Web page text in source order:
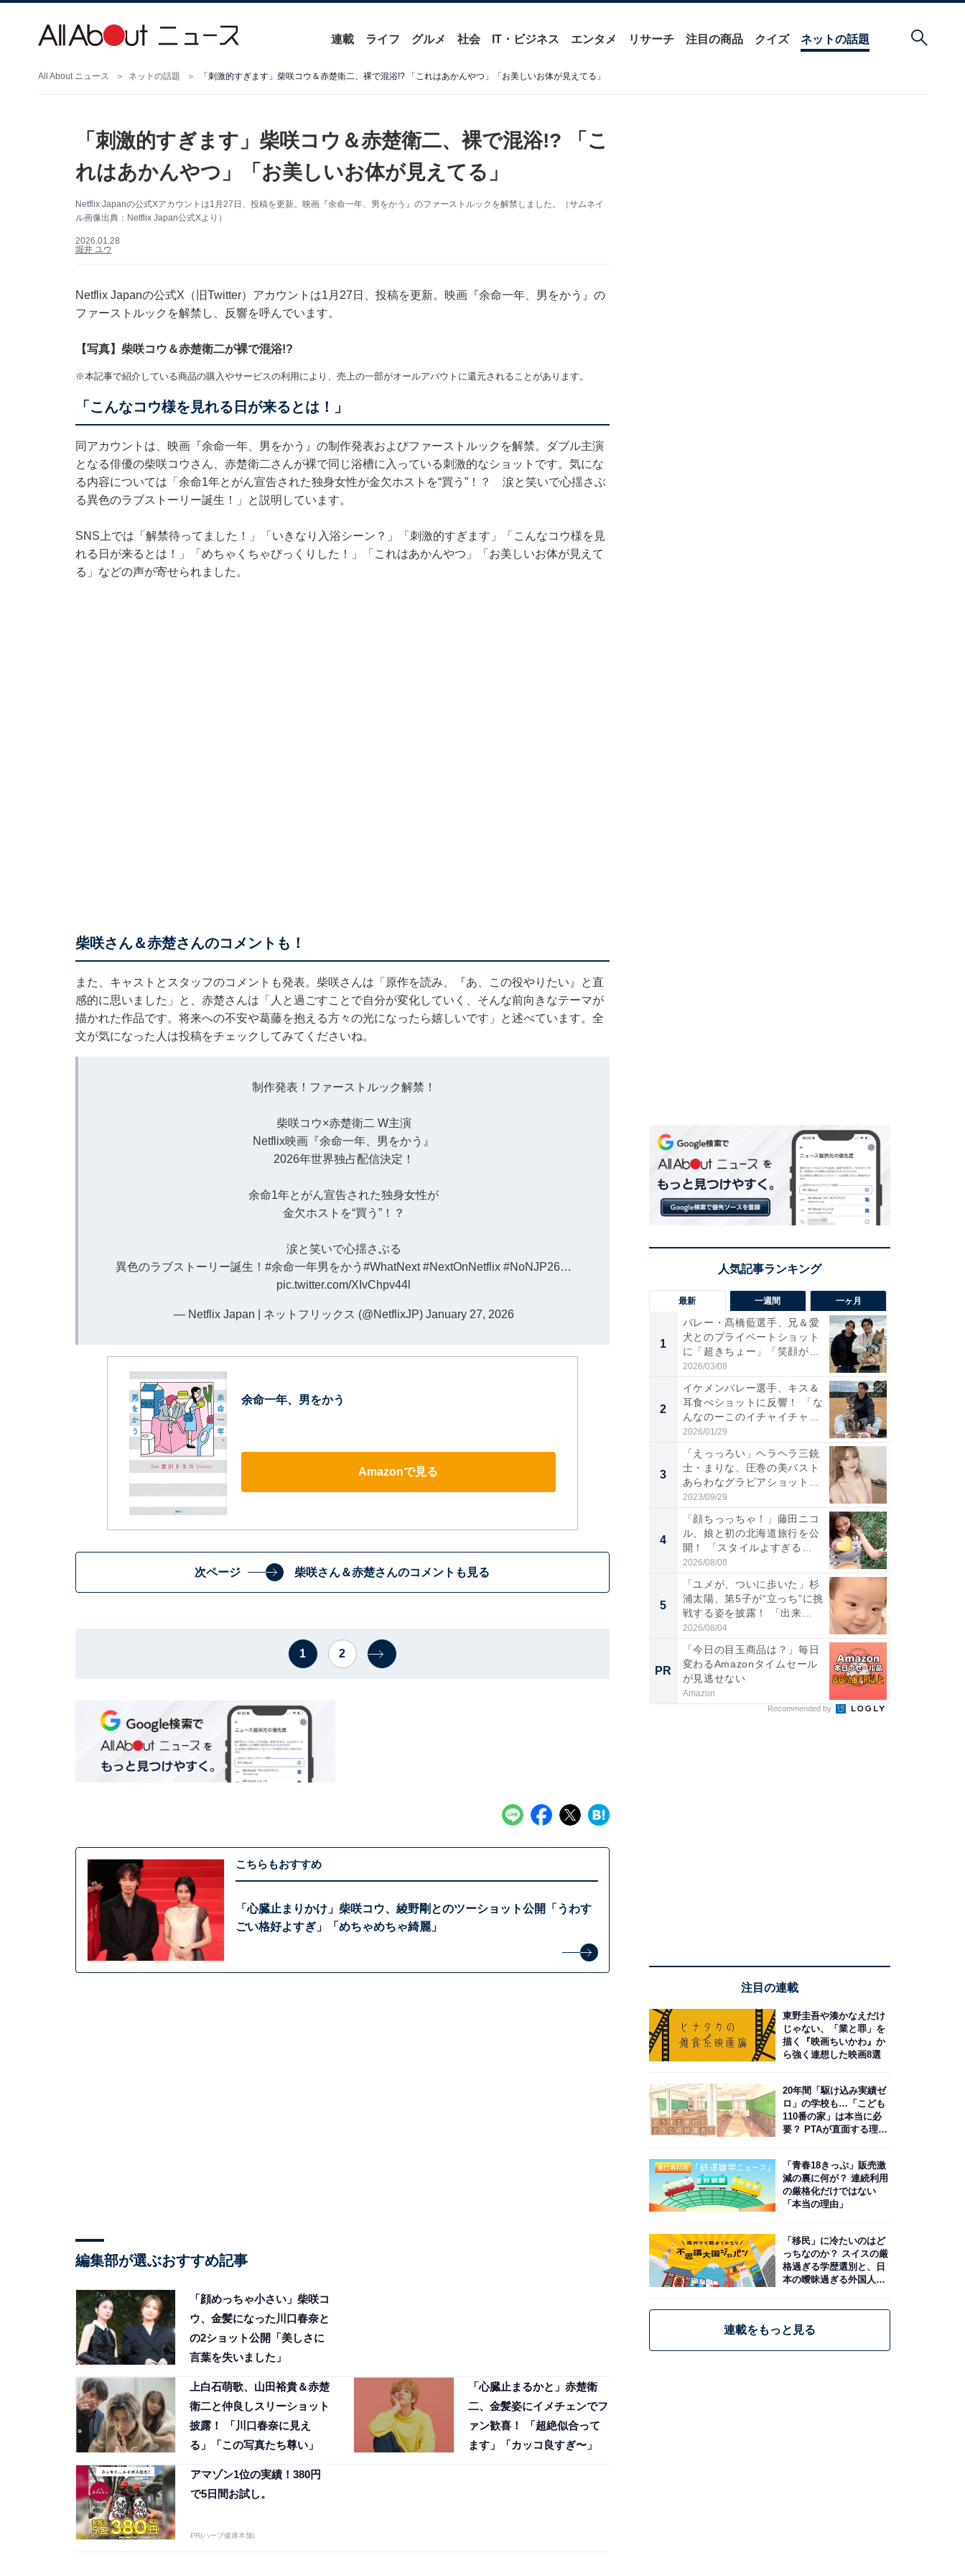
連載 ライフ グルメ 社会 IT・ビジネス エンタメ リサーチ 注目の商品 クイズ ネットの話題
All About ニュース ネットの話題 「刺激的すぎます」柴咲コウ＆赤楚衛二、裸で混浴!? 「これはあかんやつ」「お美しいお体が見えてる」
「刺激的すぎます」柴咲コウ＆赤楚衛二、裸で混浴!? 「こ
れはあかんやつ」「お美しいお体が見えてる」
Netflix Japanの公式Xアカウントは1月27日、投稿を更新。映画『余命一年、男をかう』のファーストルックを解禁しました。（サムネイ
ル画像出典：Netflix Japan公式Xより）
2026.01.28
堀井 ユウ
Netflix Japanの公式X（旧Twitter）アカウントは1月27日、投稿を更新。映画『余命一年、男をかう』の
ファーストルックを解禁し、反響を呼んでいます。
【写真】柴咲コウ＆赤楚衛二が裸で混浴!?
※本記事で紹介している商品の購入やサービスの利用により、売上の一部がオールアバウトに還元されることがあります。
「こんなコウ様を見れる日が来るとは！」
同アカウントは、映画『余命一年、男をかう』の制作発表およびファーストルックを解禁。ダブル主演
となる俳優の柴咲コウさん、赤楚衛二さんが裸で同じ浴槽に入っている刺激的なショットです。気にな
る内容については「余命1年とがん宣告された独身女性が金欠ホストを“買う”！？ 涙と笑いで心揺さぶ
る異色のラブストーリー誕生！」と説明しています。
SNS上では「解禁待ってました！」「いきなり入浴シーン？」「刺激的すぎます」「こんなコウ様を見
れる日が来るとは！」「めちゃくちゃびっくりした！」「これはあかんやつ」「お美しいお体が見えて
る」などの声が寄せられました。
柴咲さん＆赤楚さんのコメントも！
また、キャストとスタッフのコメントも発表。柴咲さんは「原作を読み、『あ、この役やりたい』と直
感的に思いました」と、赤楚さんは「人と過ごすことで自分が変化していく、そんな前向きなテーマが
描かれた作品です。将来への不安や葛藤を抱える方々の光になったら嬉しいです」と述べています。全
文が気になった人は投稿をチェックしてみてくださいね。
制作発表！ファーストルック解禁！
柴咲コウ×赤楚衛二 W主演
Netflix映画『余命一年、男をかう』
2026年世界独占配信決定！
余命1年とがん宣告された独身女性が
金欠ホストを“買う”！？
涙と笑いで心揺さぶる
異色のラブストーリー誕生！ #余命一年男をかう #WhatNext #NextOnNetflix #NoNJP26…
pic.twitter.com/XIvChpv44l
— Netflix Japan | ネットフリックス (@NetflixJP) January 27, 2026
余命一年、男をかう
Amazonで見る
次ページ 柴咲さん＆赤楚さんのコメントも見る
1 2
こちらもおすすめ
「心臓止まりかけ」柴咲コウ、綾野剛とのツーショット公開「うわす
ごい格好よすぎ」「めちゃめちゃ綺麗」
編集部が選ぶおすすめ記事
「顔めっちゃ小さい」柴咲コ
ウ、金髪になった川口春奈と
の2ショット公開「美しさに
言葉を失いました」
上白石萌歌、山田裕貴＆赤楚
衛二と仲良しスリーショット
披露！ 「川口春奈に見え
る」「この写真たち尊い」
「心臓止まるかと」赤楚衛
二、金髪姿にイメチェンでフ
ァン歓喜！ 「超絶似合って
ます」「カッコ良すぎ〜」
アマゾン1位の実績！380円
で5日間お試し。
PR(ハーブ健康本舗)
最新 一週間 一ヶ月
1
バレー・髙橋藍選手、兄＆愛
犬とのプライベートショット
に「超きちょー」「笑顔が見
れ...
2026/03/08
2
イケメンバレー選手、キス＆
耳食べショットに反響！ 「な
んなのーこのイチャイチャ
感...
2026/01/29
3
「えっっろい」ヘラヘラ三銃
士・まりな、圧巻の美バスト
あらわなグラビアショット公
開...
2023/09/29
4
「顔ちっっちゃ！」藤田ニコ
ル、娘と初の北海道旅行を公
開！ 「スタイルよすぎる
よ〜...
2026/08/08
5
「ユメが、ついに歩いた」杉
浦太陽、第5子が“立っち”に挑
戦する姿を披露！ 「出来...
2026/08/04
PR
「今日の目玉商品は？」毎日
変わるAmazonタイムセール
が見逃せない
Amazon
Recommended by
注目の連載
東野圭吾や湊かなえだけ
じゃない、「業と罪」を
描く『映画ちいかわ』か
ら強く連想した映画8選
20年間「駆け込み実績ゼ
ロ」の学校も…「こども
110番の家」は本当に必
要？ PTAが直面する理想
「青春18きっぷ」販売激
減の裏に何が？ 連続利用
の厳格化だけではない
「本当の理由」
「移民」に冷たいのはど
っちなのか？ スイスの厳
格過ぎる学歴選別と、日
本の曖昧過ぎる外国人政
連載をもっと見る